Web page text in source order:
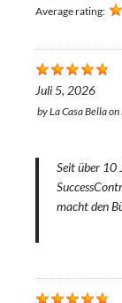
Average rating:
Juli 5, 2026
byLa Casa Bellaon
Seit über 10
macht den